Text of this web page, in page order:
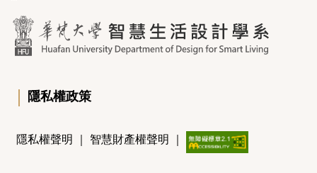
｜ 隱私權政策
隱私權聲明 ｜ 智慧財產權聲明 ｜